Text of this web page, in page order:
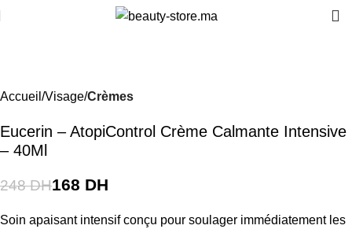
Accueil Visage Crèmes
Eucerin – AtopiControl Crème Calmante Intensive
– 40Ml
248DH168 DH
Soin apaisant intensif conçu pour soulager immédiatement les